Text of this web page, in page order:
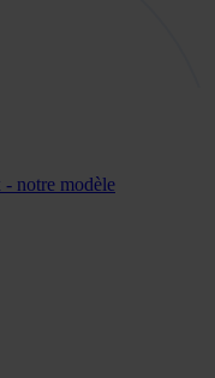
- notre modèle